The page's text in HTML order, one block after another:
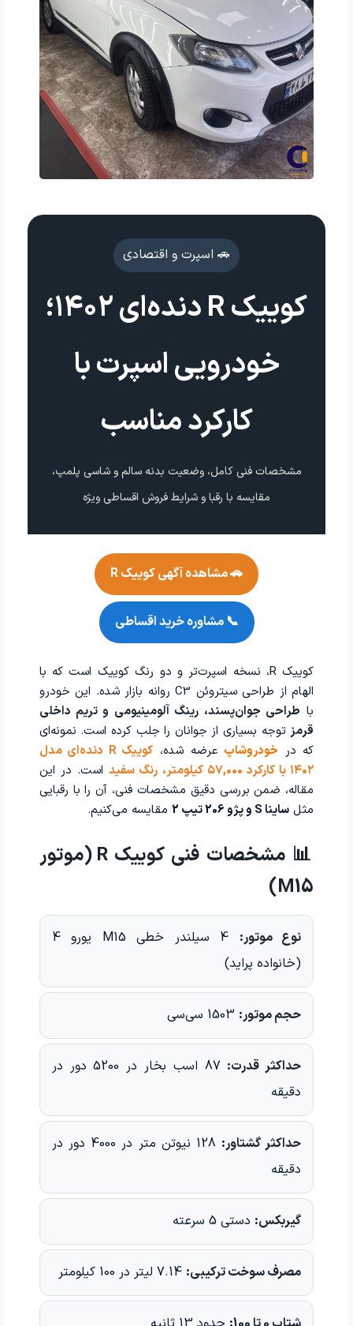
🚗 اسپرت و اقتصادی
کوییک R دنده‌ای ۱۴۰۲؛
خودرویی اسپرت با
کارکرد مناسب
مشخصات فنی کامل، وضعیت بدنه سالم و شاسی پلمپ،
مقایسه با رقبا و شرایط فروش اقساطی ویژه
🚗 مشاهده آگهی کوییک R
📞 مشاوره خرید اقساطی
کوییک R، نسخه اسپرت‌تر و دو رنگ کوییک است که با
الهام از طراحی سیتروئن C3 روانه بازار شده. این خودرو
با طراحی جوان‌پسند، رینگ آلومینیومی و تریم داخلی
قرمز توجه بسیاری از جوانان را جلب کرده است. نمونه‌ای
که در خودروشاپ عرضه شده،
کوییک R دنده‌ای مدل
۱۴۰۲ با کارکرد ۵۷,۰۰۰ کیلومتر، رنگ سفید
است. در این
مقاله، ضمن بررسی دقیق مشخصات فنی، آن را با رقبایی
مثل ساینا S و پژو 206 تیپ 2 مقایسه می‌کنیم.
📊 مشخصات فنی کوییک R (موتور
M15)
نوع موتور:
4 سیلندر خطی M15 یورو 4
(خانواده پراید)
حجم موتور: 1503 سی‌سی
حداکثر قدرت:
87 اسب بخار در 5200 دور در
دقیقه
حداکثر گشتاور:
128 نیوتن متر در 4000 دور در
دقیقه
گیربکس: دستی 5 سرعته
مصرف سوخت ترکیبی: 7.14 لیتر در 100 کیلومتر